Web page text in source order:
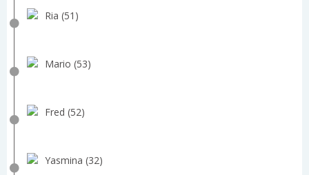
Ria (51)
Mario (53)
Fred (52)
Yasmina (32)